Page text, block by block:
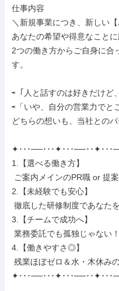
仕事内容
＼新規事業につき、新しい
あなたの希望や得意なことに
2つの働き方からご自身に合
す。
⇨「人と話すのは好きだけど
⇨「いや、自分の営業力でと
どちらの想いも、当社との
✦･･･──･･･✦･･･──･･✦･･･
1.【選べる働き方】
2.【未経験でも安心】
3.【チームで成功へ】
4.【働きやすさ◎】
✦･･･──･･･✦･･･──･･✦･･･